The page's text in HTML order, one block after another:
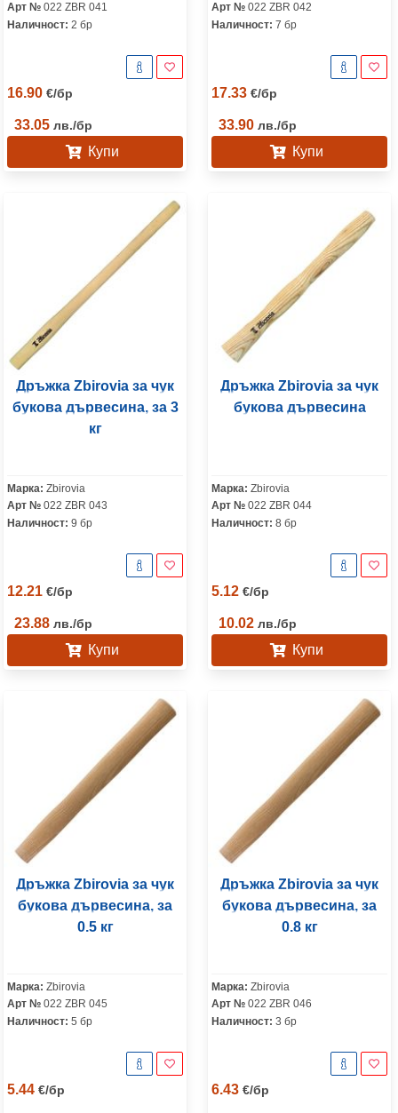
Арт № 022 ZBR 041
Наличност: 2 бр
16.90 €/бр
33.05 лв./бр
Купи
Арт № 022 ZBR 042
Наличност: 7 бр
17.33 €/бр
33.90 лв./бр
Купи
Дръжка Zbirovia за чук
букова дървесина, за 3
кг
Марка: Zbirovia
Арт № 022 ZBR 043
Наличност: 9 бр
12.21 €/бр
23.88 лв./бр
Купи
Дръжка Zbirovia за чук
букова дървесина
Марка: Zbirovia
Арт № 022 ZBR 044
Наличност: 8 бр
5.12 €/бр
10.02 лв./бр
Купи
Дръжка Zbirovia за чук
букова дървесина, за
0.5 кг
Марка: Zbirovia
Арт № 022 ZBR 045
Наличност: 5 бр
5.44 €/бр
Дръжка Zbirovia за чук
букова дървесина, за
0.8 кг
Марка: Zbirovia
Арт № 022 ZBR 046
Наличност: 3 бр
6.43 €/бр